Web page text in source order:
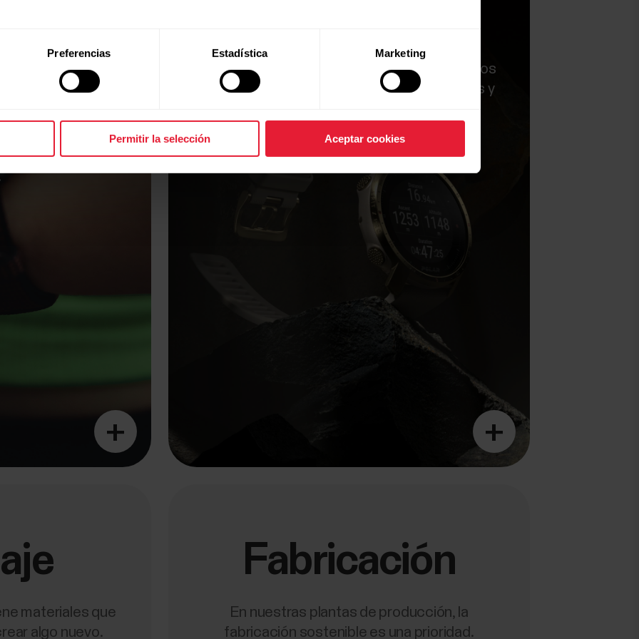
Preferencias Estadística Marketing
Permitir la selección Aceptar cookies
+
fuentes de
continuamente
y de base
+
Nuestro objetivo es aumentar la vida útil de los
productos empleando materiales duraderos y
materiales que
algo nuevo.
Fabricación
En nuestras plantas de producción, la
fabricación sostenible es una prioridad.